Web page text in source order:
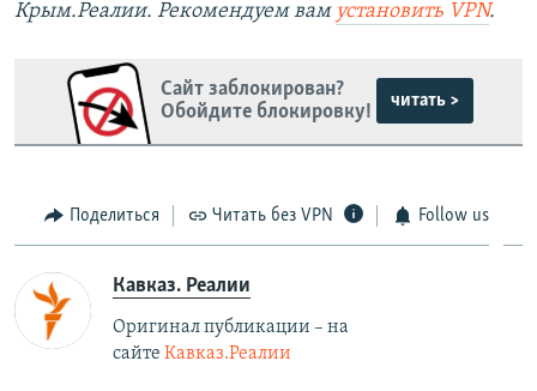
Крым.Реалии. Рекомендуем вам установить VPN.
Сайт заблокирован?
Обойдите блокировку!
читать >
Поделиться Читать без VPN Follow us
Кавказ. Реалии
Оригинал публикации – на
сайте Кавказ.Реалии